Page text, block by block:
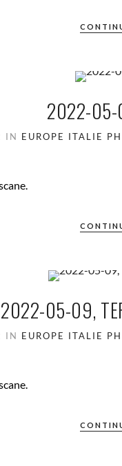
2022-05-
IN EUROPE ITALIE
2022-05-09,
IN EUROPE ITALIE